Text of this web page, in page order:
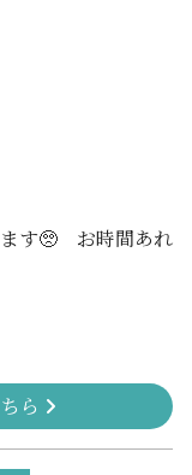
ます🥺 お時間あれ
ら